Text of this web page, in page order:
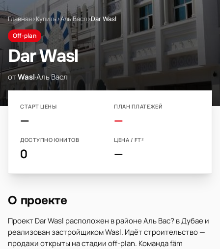
Главная›Купить›Аль Васл›Dar Wasl
Off-plan
Dar Wasl
отWasl·Аль Васл
СТАРТ ЦЕНЫ
—
ПЛАН ПЛАТЕЖЕЙ
—
ДОСТУПНО ЮНИТОВ
0
ЦЕНА / FT²
—
О проекте
Проект Dar Wasl расположен в районе Аль Вас? в Дубае и
реализован застройщиком Wasl. Идёт строительство —
продажи открыты на стадии off-plan. Команда fäm